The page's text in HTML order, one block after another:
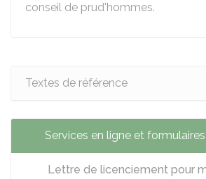
conseil de prud'hommes.
Textes de référence
Services en ligne et formulaires
Lettre de licenciement pour